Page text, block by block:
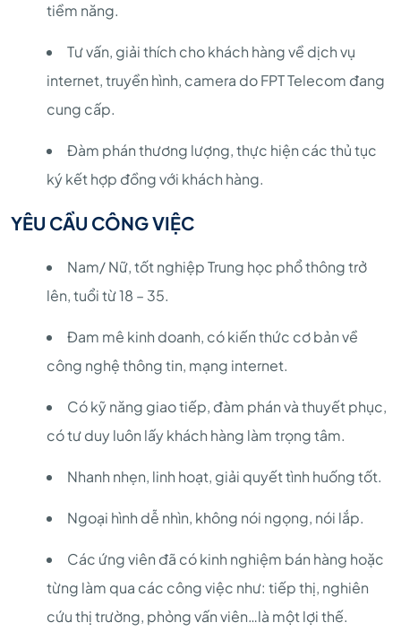
tiềm năng.
Tư vấn, giải thích cho khách hàng về dịch vụ
internet, truyền hình, camera do FPT Telecom đang
cung cấp.
Đàm phán thương lượng, thực hiện các thủ tục
ký kết hợp đồng với khách hàng.
YÊU CẦU CÔNG VIỆC
Nam/ Nữ, tốt nghiệp Trung học phổ thông trở
lên, tuổi từ 18 – 35.
Đam mê kinh doanh, có kiến thức cơ bản về
công nghệ thông tin, mạng internet.
Có kỹ năng giao tiếp, đàm phán và thuyết phục,
có tư duy luôn lấy khách hàng làm trọng tâm.
Nhanh nhẹn, linh hoạt, giải quyết tình huống tốt.
Ngoại hình dễ nhìn, không nói ngọng, nói lắp.
Các ứng viên đã có kinh nghiệm bán hàng hoặc
từng làm qua các công việc như: tiếp thị, nghiên
cứu thị trường, phỏng vấn viên…là một lợi thế.